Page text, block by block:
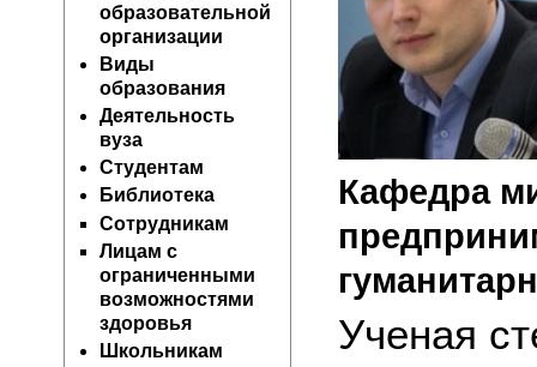
образовательной
организации
Виды
образования
Деятельность
вуза
Студентам
Библиотека
Сотрудникам
Лицам с
ограниченными
возможностями
здоровья
Школьникам
Кафедра
Ученая